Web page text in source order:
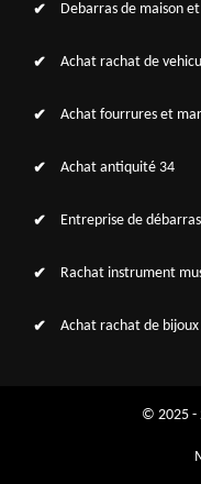
Debarras de maison
Achat rachat de
Achat fourrures et
Achat antiquité 34
Entreprise de
Rachat instrument
Achat rachat de bijoux
© 2025 -